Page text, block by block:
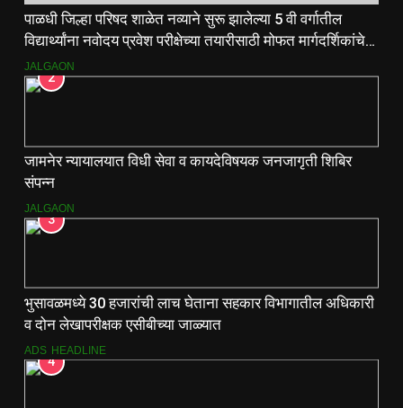
पाळधी जिल्हा परिषद शाळेत नव्याने सुरू झालेल्या 5 वी वर्गातील
विद्यार्थ्यांना नवोदय प्रवेश परीक्षेच्या तयारीसाठी मोफत मार्गदर्शिकांचे
वाटप.
JALGAON
2
जामनेर न्यायालयात विधी सेवा व कायदेविषयक जनजागृती शिबिर
संपन्न
JALGAON
3
भुसावळमध्ये 30 हजारांची लाच घेताना सहकार विभागातील अधिकारी
व दोन लेखापरीक्षक एसीबीच्या जाळ्यात
ADS HEADLINE
4